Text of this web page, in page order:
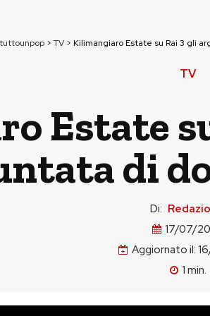
> TV > Kilimangiaro Estate su Rai 3 gli
TV
Estate
di
Di:
17/07/
Aggiornato il:
1 min.